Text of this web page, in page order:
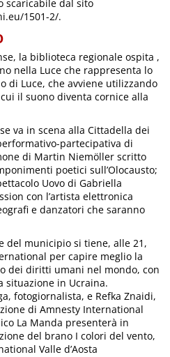
scaricabile dal sito
1501-2/.
la biblioteca regionale ospita ,
nella Luce che rappresenta lo
di Luce, che avviene utilizzando
il suono diventa cornice alla
va in scena alla Cittadella dei
partecipativa di
di Martin Niemöller scritto
poetici sull’Olocausto;
Uovo di Gabriella
con l’artista elettronica
e danzatori che saranno
del municipio si tiene, alle 21,
per capire meglio la
dei diritti umani nel mondo, con
situazione in Ucraina.
fotogiornalista, e Refka Znaidi,
di Amnesty International
La Manda presenterà in
del brano I colori del vento,
Valle d’Aosta